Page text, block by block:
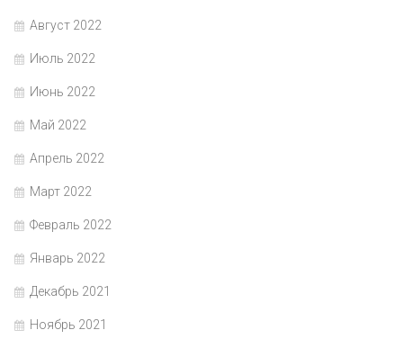
Август 2022
Июль 2022
Июнь 2022
Май 2022
Апрель 2022
Март 2022
Февраль 2022
Январь 2022
Декабрь 2021
Ноябрь 2021